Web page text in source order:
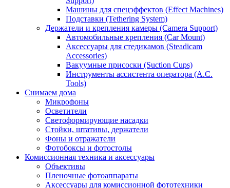
Машины для спецэффектов (Effect Machines)
Подставки (Tethering System)
Держатели и крепления камеры (Camera Support)
Автомобильные крепления (Car Mount)
Аксессуары для стедикамов (Steadicam
Accessories)
Вакуумные присоски (Suction Cups)
Инструменты ассистента оператора (A.C.
Tools)
Снимаем дома
Микрофоны
Осветители
Светоформирующие насадки
Стойки, штативы, держатели
Фоны и отражатели
Фотобоксы и фотостолы
Комиссионная техника и аксессуары
Объективы
Пленочные фотоаппараты
Аксессуары для комиссионной фототехники